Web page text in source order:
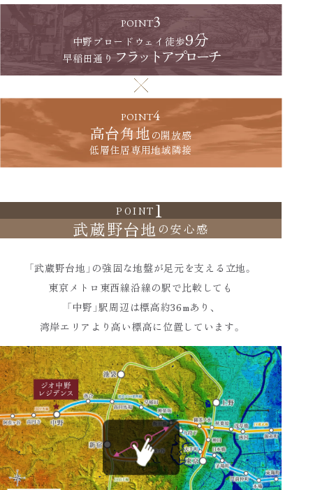
POINT3
中野ブロードウェイ徒歩9分
早稲田通りフラットアプローチ
POINT4
高台角地の開放感
低層住居専用地域隣接
POINT1
武蔵野台地 の安心感
「武蔵野台地」の強固な地盤が足元を支える立地。
東京メトロ東西線沿線の駅で比較しても
「中野」駅周辺は標高約36mあり、
湾岸エリアより高い標高に位置しています。